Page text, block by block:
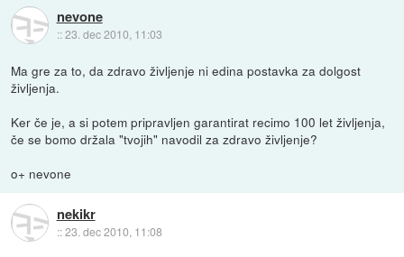
nevone
::23. dec 2010, 11:03
Ma gre za to, da zdravo življenje ni edina postavka za dolgost
življenja.
Ker če je, a si potem pripravljen garantirat recimo 100 let življenja,
če se bomo držala "tvojih" navodil za zdravo življenje?
o+ nevone
nekikr
::23. dec 2010, 11:08